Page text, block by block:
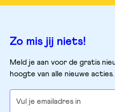
Zo mis jij niets!
Meld je aan voor de gratis
hoogte van alle nieuwe acties.